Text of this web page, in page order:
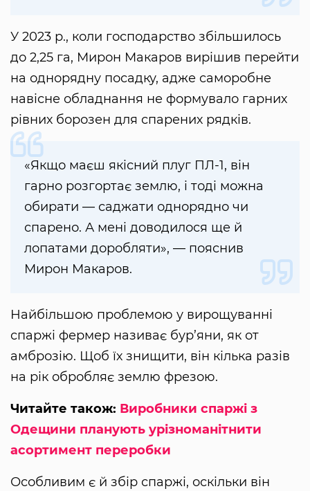
У 2023 р., коли господарство збільшилось
до 2,25 га, Мирон Макаров вирішив перейти
на однорядну посадку, адже саморобне
навісне обладнання не формувало гарних
рівних борозен для спарених рядків.
«Якщо маєш якісний плуг ПЛ-1, він
гарно розгортає землю, і тоді можна
обирати — саджати однорядно чи
спарено. А мені доводилося ще й
лопатами доробляти», — пояснив
Мирон Макаров.
Найбільшою проблемою у вирощуванні
спаржі фермер називає бур’яни, як от
амброзію. Щоб їх знищити, він кілька разів
на рік обробляє землю фрезою.
Читайте також: Виробники спаржі з
Одещини планують урізноманітнити
асортимент переробки
Особливим є й збір спаржі, оскільки він